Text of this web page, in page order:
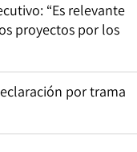
“Es relevante
proyectos por los
por trama